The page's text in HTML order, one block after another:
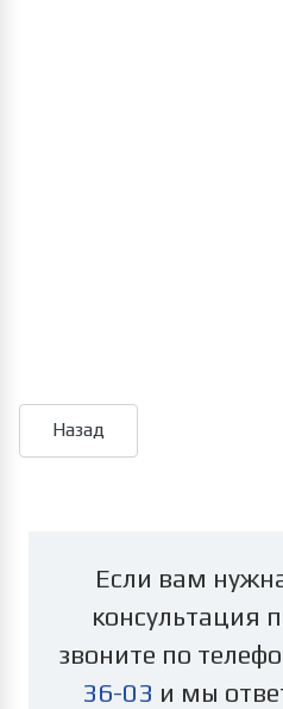
Если вам
консультация
звоните по
36-03 и мы